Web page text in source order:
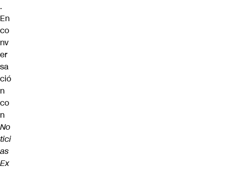
.
En
co
nv
er
sa
ció
n
co
n
No
tici
as
Ex